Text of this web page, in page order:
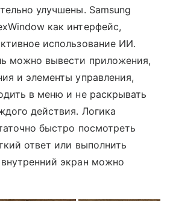
улучшены. Samsung
как интерфейс,
использование ИИ.
можно вывести приложения,
и элементы управления,
в меню и не раскрывать
действия. Логика
быстро посмотреть
ответ или выполнить
экран можно